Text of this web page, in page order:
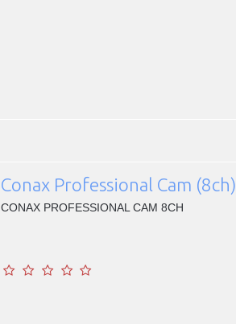
Conax Professional Cam (8ch)
CONAX PROFESSIONAL CAM 8CH